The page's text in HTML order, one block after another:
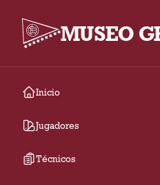
MUSEO
Inicio
Jugadores
Técnicos